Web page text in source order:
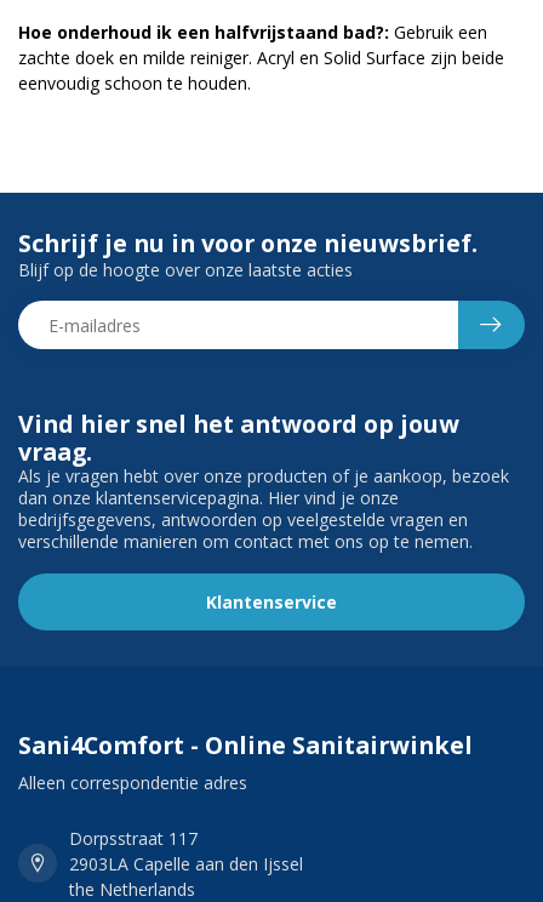
Hoe onderhoud ik een halfvrijstaand bad?: Gebruik een
zachte doek en milde reiniger. Acryl en Solid Surface zijn beide
eenvoudig schoon te houden.
Vind hier snel het antwoord op jouw
vraag.
Als je vragen hebt over onze producten of je aankoop, bezoek
dan onze klantenservicepagina. Hier vind je onze
bedrijfsgegevens, antwoorden op veelgestelde vragen en
verschillende manieren om contact met ons op te nemen.
Klantenservice
Schrijf je nu in voor onze nieuwsbrief.
Blijf op de hoogte over onze laatste acties
Sani4Comfort - Online Sanitairwinkel
Alleen correspondentie adres
Dorpsstraat 117
2903LA Capelle aan den Ijssel
the Netherlands